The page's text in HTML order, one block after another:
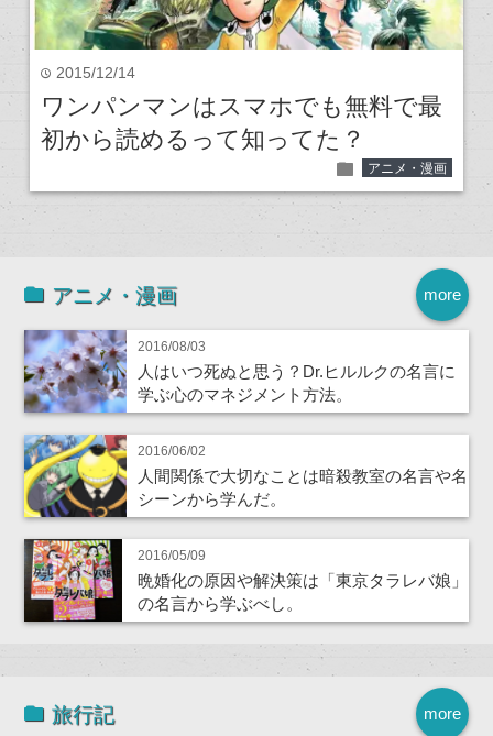
time 2015/12/14
ワンパンマンはスマホでも無料で最
初から読めるって知ってた？
folder アニメ・漫画
more
アニメ・漫画
2016/08/03
人はいつ死ぬと思う？Dr.ヒルルクの名言に
学ぶ心のマネジメント方法。
2016/06/02
人間関係で大切なことは暗殺教室の名言や名
シーンから学んだ。
2016/05/09
晩婚化の原因や解決策は「東京タラレバ娘」
の名言から学ぶべし。
more
旅行記